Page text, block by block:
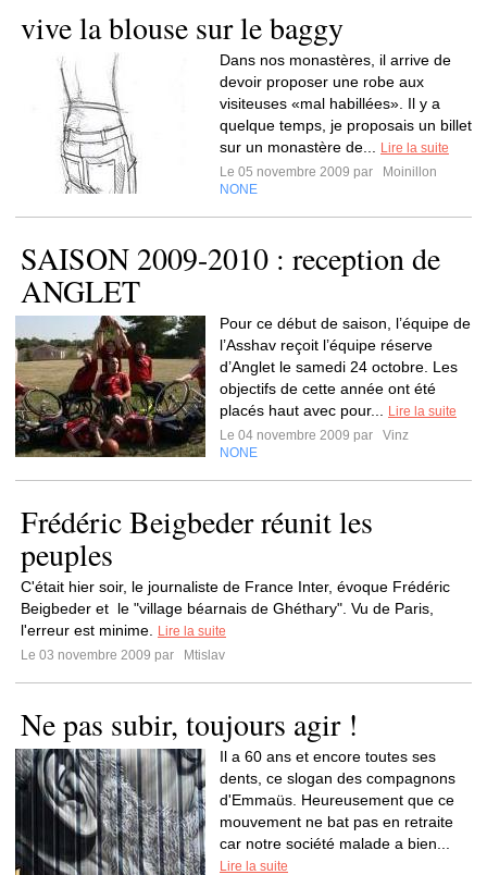
vive la blouse sur le baggy
Dans nos monastères, il arrive de
devoir proposer une robe aux
visiteuses «mal habillées». Il y a
quelque temps, je proposais un billet
sur un monastère de...
Lire la suite
Le 05 novembre 2009 par
Moinillon
NONE
SAISON 2009-2010 : reception de
ANGLET
Pour ce début de saison, l’équipe de
l’Asshav reçoit l’équipe réserve
d’Anglet le samedi 24 octobre. Les
objectifs de cette année ont été
placés haut avec pour...
Lire la suite
Le 04 novembre 2009 par
Vinz
NONE
Frédéric Beigbeder réunit les
peuples
C'était hier soir, le journaliste de France Inter, évoque Frédéric
Beigbeder et le "village béarnais de Ghéthary". Vu de Paris,
l'erreur est minime.
Lire la suite
Le 03 novembre 2009 par
Mtislav
Ne pas subir, toujours agir !
Il a 60 ans et encore toutes ses
dents, ce slogan des compagnons
d'Emmaüs. Heureusement que ce
mouvement ne bat pas en retraite
car notre société malade a bien...
Lire la suite